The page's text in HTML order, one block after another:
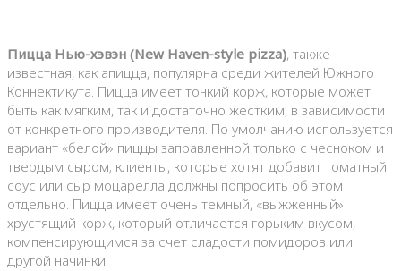
Пицца Нью-хэвэн (New Haven-style pizza), также
известная, как апицца, популярна среди жителей Южного
Коннектикута. Пицца имеет тонкий корж, которые может
быть как мягким, так и достаточно жестким, в зависимости
от конкретного производителя. По умолчанию используется
вариант «белой» пиццы заправленной только с чесноком и
твердым сыром; клиенты, которые хотят добавит томатный
соус или сыр моцарелла должны попросить об этом
отдельно. Пицца имеет очень темный, «выжженный»
хрустящий корж, который отличается горьким вкусом,
компенсирующимся за счет сладости помидоров или
другой начинки.